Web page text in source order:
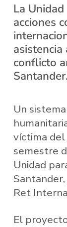
La
acciones
conflicto
Santander.
Un
víctima
semestre
Unidad
Ret
El